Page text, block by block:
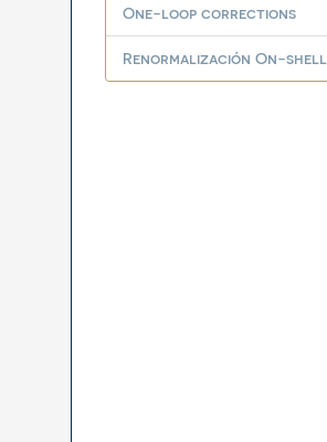
One-loop corrections
Renormalización On-shell